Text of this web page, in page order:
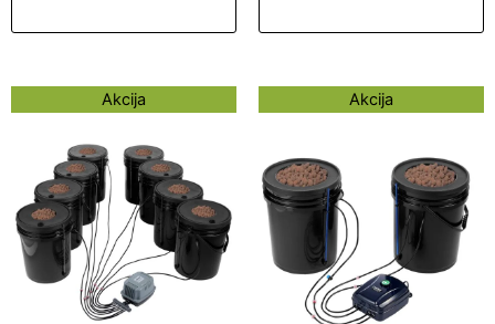
Akcija
Original
price
234,62 €.
price
216,47 €.
Akcija
Original
price
price